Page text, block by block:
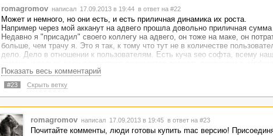
romagromov написал 17.09.2013 в 19:44 в ответ на #22
Может и немного, но они есть, и есть приличная динамика их роста.
Например через мой акканут на адвего прошла довольно приличная сумма
Недавно я "присадил" своего коллегу на адвего, он тоже на маке, он
больше, чем трачу я. Это я так, к тому что тут не в количестве
дело. Дело в отношении к пользователям. Есть куча seo софта, всему
И наконец, есть же вариант, который используют многие разработчики seo
серверную версию. Никаких тебе проблем.
Заказчики устанавливают серверный плагиатус на свой хостинг, и имеют к
ОТОВСЮДУ. А так, только с рабочей машины под виндой, согласитесь,
А вообще, сказали бы что нет, не будет... Но ведь звучат обещания, а это
ждут...
Показать весь комментарий
#23 Скрыть ветку
romagromov написал 17.09.2013 в 19:45 в ответ на #23
Почитайте комменты, люди готовы купить mac версию!